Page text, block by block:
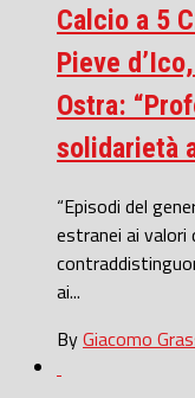
Calcio a 5
Pieve
Ostra:
solidarietà
“Episodi del
estranei ai
ai...
ByGiacomo